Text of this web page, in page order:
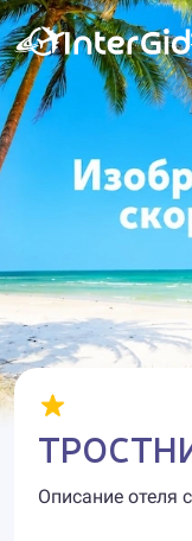
Описание отеля